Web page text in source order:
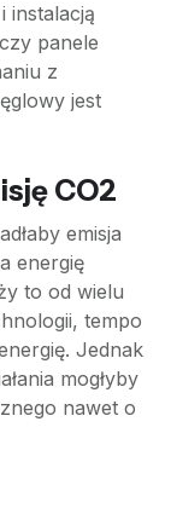
instalacją
panele
z
jest
CO2
emisja
energię
to od wielu
tempo
Jednak
mogłyby
nawet o